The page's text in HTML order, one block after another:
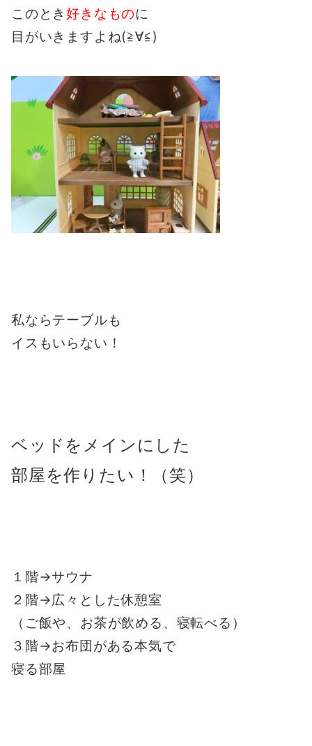
このとき好きなものに
目がいきますよね(≧∀≦)
私ならテーブルも
イスもいらない！
ベッドをメインにした
部屋を作りたい！（笑）
１階→サウナ
２階→広々とした休憩室
（ご飯や、お茶が飲める、寝転べる）
３階→お布団がある本気で
寝る部屋